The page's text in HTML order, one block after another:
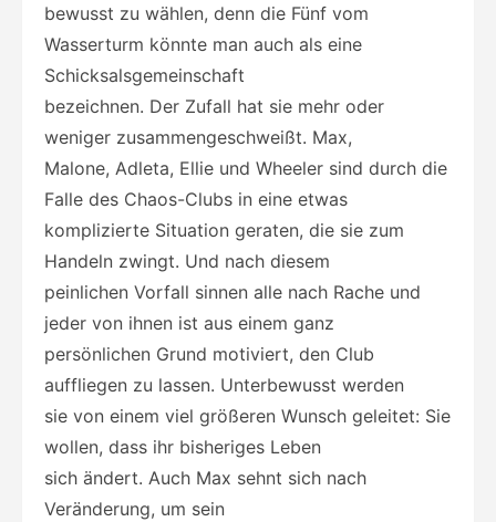
bewusst zu wählen, denn die Fünf vom
Wasserturm könnte man auch als eine
Schicksalsgemeinschaft
bezeichnen. Der Zufall hat sie mehr oder
weniger zusammengeschweißt. Max,
Malone, Adleta, Ellie und Wheeler sind durch die
Falle des Chaos-Clubs in eine etwas
komplizierte Situation geraten, die sie zum
Handeln zwingt. Und nach diesem
peinlichen Vorfall sinnen alle nach Rache und
jeder von ihnen ist aus einem ganz
persönlichen Grund motiviert, den Club
auffliegen zu lassen. Unterbewusst werden
sie von einem viel größeren Wunsch geleitet: Sie
wollen, dass ihr bisheriges Leben
sich ändert. Auch Max sehnt sich nach
Veränderung, um sein